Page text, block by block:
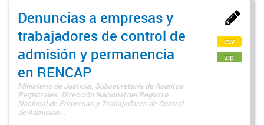
Denuncias a empresas y
trabajadores de control de
admisión y permanencia
en RENCAP
Ministerio de Justicia. Subsecretaría de Asuntos
Registrales. Dirección Nacional del Registro
Nacional de Empresas y Trabajadores de Control
de Admisión...
csv
zip